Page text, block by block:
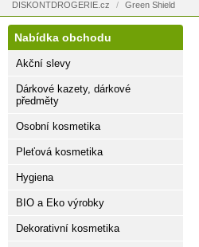
DISKONTDROGERIE.cz / Green Shield
Nabídka obchodu
Akční slevy
Dárkové kazety, dárkové
předměty
Osobní kosmetika
Pleťová kosmetika
Hygiena
BIO a Eko výrobky
Dekorativní kosmetika